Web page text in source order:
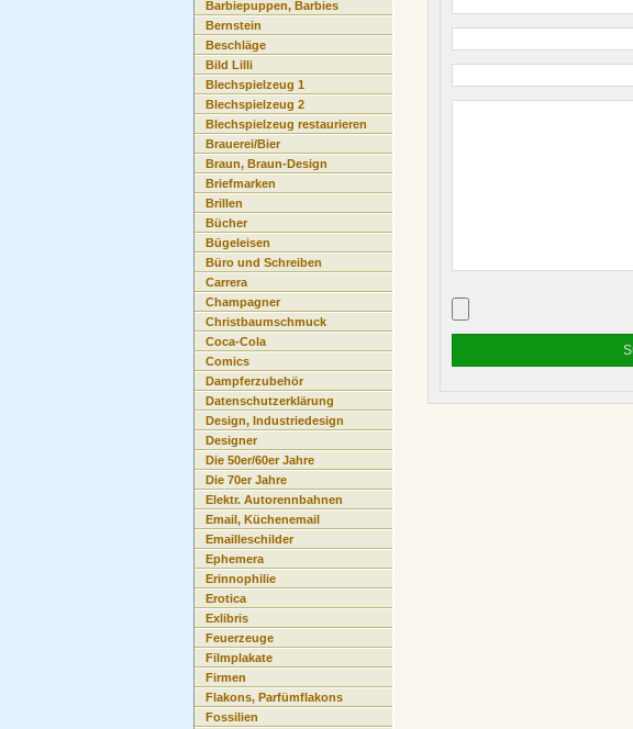
Barbiepuppen, Barbies
Bernstein
Beschläge
Bild Lilli
Blechspielzeug 1
Blechspielzeug 2
Blechspielzeug restaurieren
Brauerei/Bier
Braun, Braun-Design
Briefmarken
Brillen
Bücher
Bügeleisen
Büro und Schreiben
Carrera
Champagner
Christbaumschmuck
Coca-Cola
Comics
Dampferzubehör
Datenschutzerklärung
Design, Industriedesign
Designer
Die 50er/60er Jahre
Die 70er Jahre
Elektr. Autorennbahnen
Email, Küchenemail
Emailleschilder
Ephemera
Erinnophilie
Erotica
Exlibris
Feuerzeuge
Filmplakate
Firmen
Flakons, Parfümflakons
Fossilien